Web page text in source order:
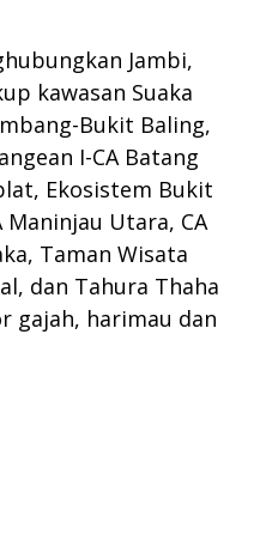
Jambi,
kawasan Suaka
Bukit Baling,
I-CA Batang
Ekosistem Bukit
Utara, CA
Taman Wisata
dan Tahura Thaha
gajah, harimau dan